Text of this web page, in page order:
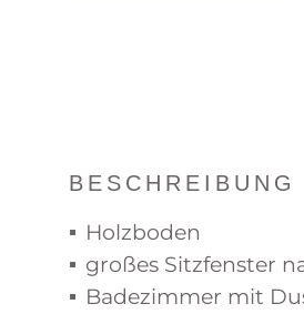
BESCHREIBUNG
Holzboden
großes Sitzfenster
Badezimmer mit